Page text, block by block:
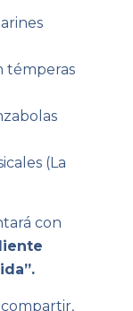
témperas
(La
con